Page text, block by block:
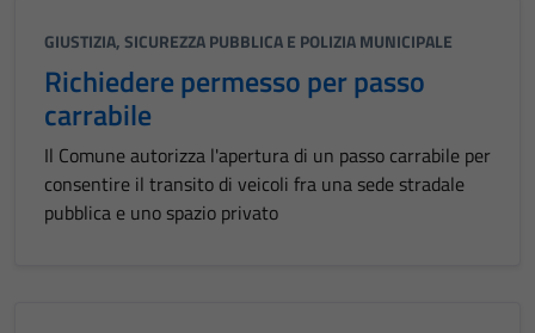
GIUSTIZIA, SICUREZZA PUBBLICA E POLIZIA MUNICIPALE
Richiedere permesso per passo
carrabile
Il Comune autorizza l'apertura di un passo carrabile per
consentire il transito di veicoli fra una sede stradale
pubblica e uno spazio privato